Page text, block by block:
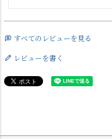
すべてのレビューを見る
レビューを書く